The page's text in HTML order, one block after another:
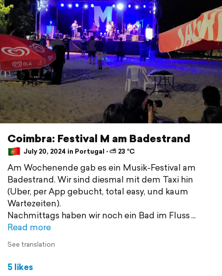
Coimbra: Festival M am Badestrand
July 20, 2024 in Portugal ⋅ ⛅ 23 °C
Am Wochenende gab es ein Musik-Festival am
Badestrand. Wir sind diesmal mit dem Taxi hin
(Uber, per App gebucht, total easy, und kaum
Wartezeiten).
Nachmittags haben wir noch ein Bad im Fluss
Read more
See translation
5 likes